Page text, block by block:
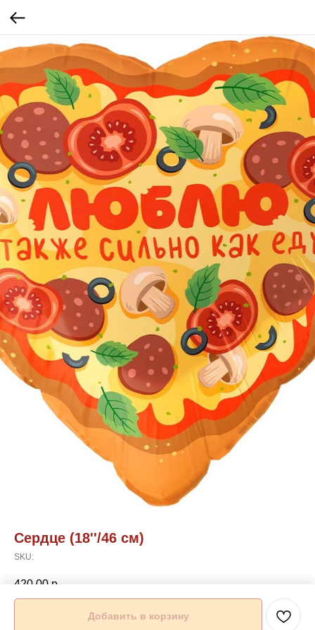
Сердце (18''/46 см)
SKU:
420,00 р.
Добавить в корзину